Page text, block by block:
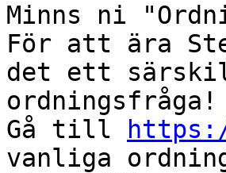
Minns ni
För att ära
det ett
ordningsfråga!
Gå till
vanliga